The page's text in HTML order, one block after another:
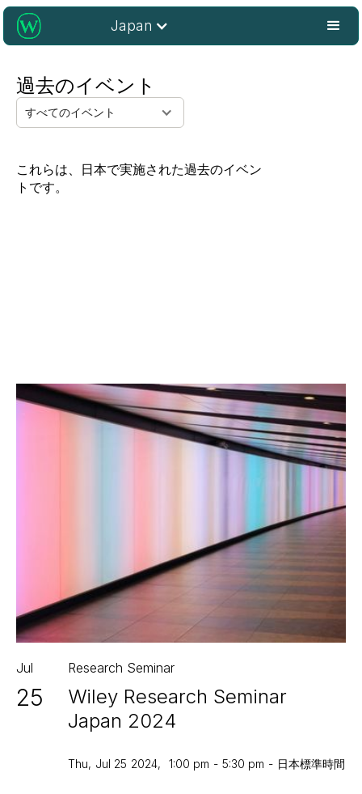
Japan
過去のイベント
すべてのイベント
これらは、日本で実施された過去のイベン
トです。
Jul
25
Research Seminar
Wiley Research Seminar
Japan 2024
Thu, Jul 25 2024, 1:00 pm - 5:30 pm - 日本標準時間